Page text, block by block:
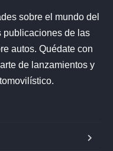
sobre el mundo del
publicaciones de las
autos. Quédate con
de lanzamientos y